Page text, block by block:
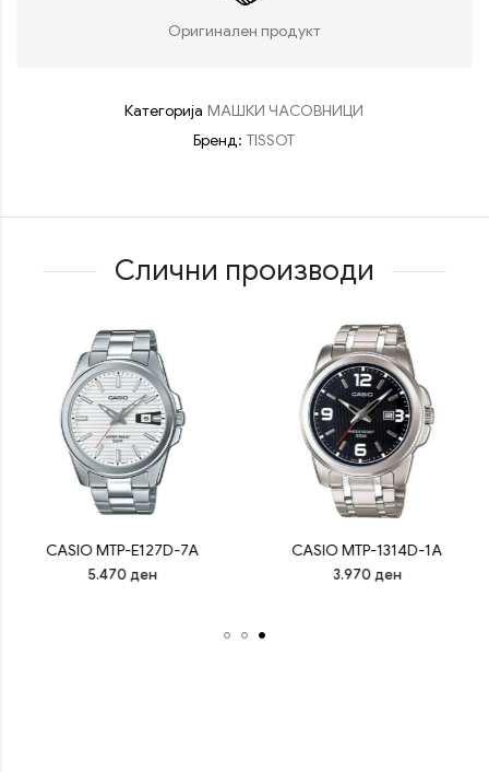
Оригинален продукт
Категорија МАШКИ ЧАСОВНИЦИ
Бренд: TISSOT
Слични производи
CASIO MTP-E127D-7A
5.470ден
CASIO MTP-1314D-1A
3.970ден